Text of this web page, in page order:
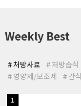
Weekly Best
# 처방사료 # 처방습식
# 영양제/보조제
# 간식